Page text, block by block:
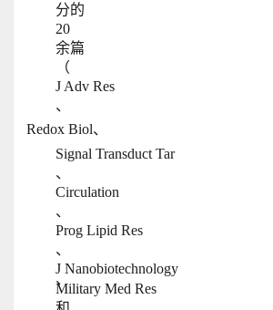
分的
20
余篇
（
J Adv Res
、
Redox Biol、
Signal Transduct Tar
、
Circulation
、
Prog Lipid Res
、
J Nanobiotechnology
、
Military Med Res